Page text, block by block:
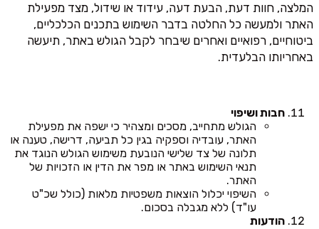
המלצה, חוות דעת, הבעת דעה, עידוד או שידול, מצד מפעילת
האתר ולמעשה כל החלטה בדבר השימוש בתכנים הכלכליים,
ביטוחיים, רפואיים ואחרים שיבחר לקבל הגולש באתר, תיעשה
באחריותו הבלעדית.
חבות ושיפוי
הגולש מתחייב, מסכים ומצהיר כי ישפה את מפעילת
האתר, עובדיה וספקיה בגין כל תביעה, דרישה, טענה או
תלונה של צד שלישי הנובעת משימוש הגולש הנוגד את
תנאי השימוש באתר או מפר את הדין או הזכויות של
האתר.
השיפוי יכלול הוצאות משפטיות מלאות (כולל שכ"ט
עו"ד) ללא מגבלה בסכום.
הודעות